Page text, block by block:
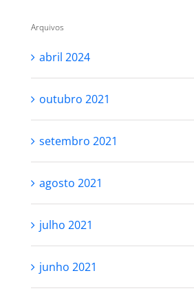
Arquivos
abril 2024
outubro 2021
setembro 2021
agosto 2021
julho 2021
junho 2021